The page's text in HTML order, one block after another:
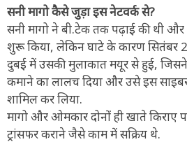
सनी मागो कैसे जुड़ा इस नेटवर्क से?
सनी मागो ने बी.टेक तक पढ़ाई की थी और
शुरू किया, लेकिन घाटे के कारण सितंबर
दुबई में उसकी मुलाकात मयूर से हुई,
कमाने का लालच दिया और उसे इस
शामिल कर लिया.
मागो और ओमकार दोनों ही खाते किराए
ट्रांसफर कराने जैसे काम में सक्रिय थे.